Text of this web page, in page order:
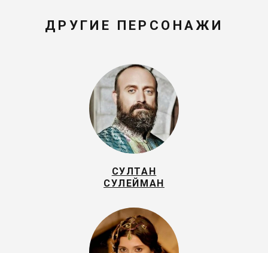
ДРУГИЕ ПЕРСОНАЖИ
СУЛТАН
СУЛЕЙМАН